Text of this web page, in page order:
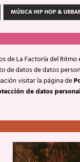
MÚSICA HIP HOP &
de La Factoría del
de datos de datos
visitar la página de
de datos